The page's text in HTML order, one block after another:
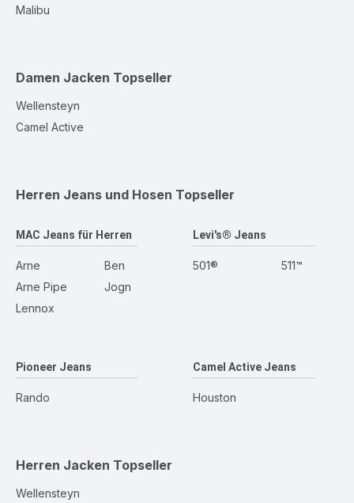
Malibu
Damen Jacken Topseller
Wellensteyn
Camel Active
Herren Jeans und Hosen Topseller
MAC Jeans für Herren
Arne
Arne Pipe
Lennox
Ben
Jogn
Levi's® Jeans
501® 511™
Pioneer Jeans
Rando
Camel Active Jeans
Houston
Herren Jacken Topseller
Wellensteyn